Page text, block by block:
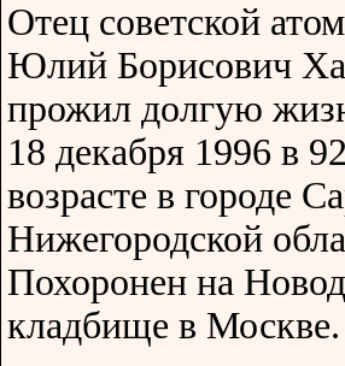
Отец советской
Юлий Борисович
прожил долгую
18 декабря 1996 в
возрасте в городе
Нижегородской
Похоронен на
кладбище в Москве.